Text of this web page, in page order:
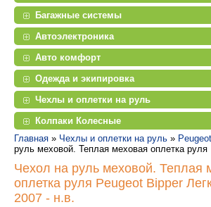
Багажные системы
Автоэлектроника
Авто комфорт
Одежда и экипировка
Чехлы и оплетки на руль
Колпаки Колесные
Главная » Чехлы и оплетки на руль » Peugeot
руль меховой. Теплая меховая оплетка руля
Чехол на руль меховой. Теплая
оплетка руля Peugeot Bipper
2007 - н.в.